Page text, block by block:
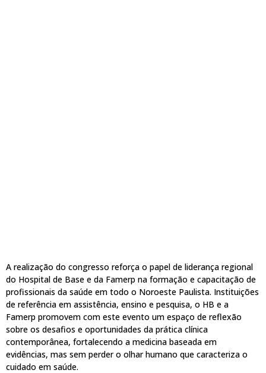
A realização do congresso reforça o papel de liderança regional
do Hospital de Base e da Famerp na formação e capacitação de
profissionais da saúde em todo o Noroeste Paulista. Instituições
de referência em assistência, ensino e pesquisa, o HB e a
Famerp promovem com este evento um espaço de reflexão
sobre os desafios e oportunidades da prática clínica
contemporânea, fortalecendo a medicina baseada em
evidências, mas sem perder o olhar humano que caracteriza o
cuidado em saúde.